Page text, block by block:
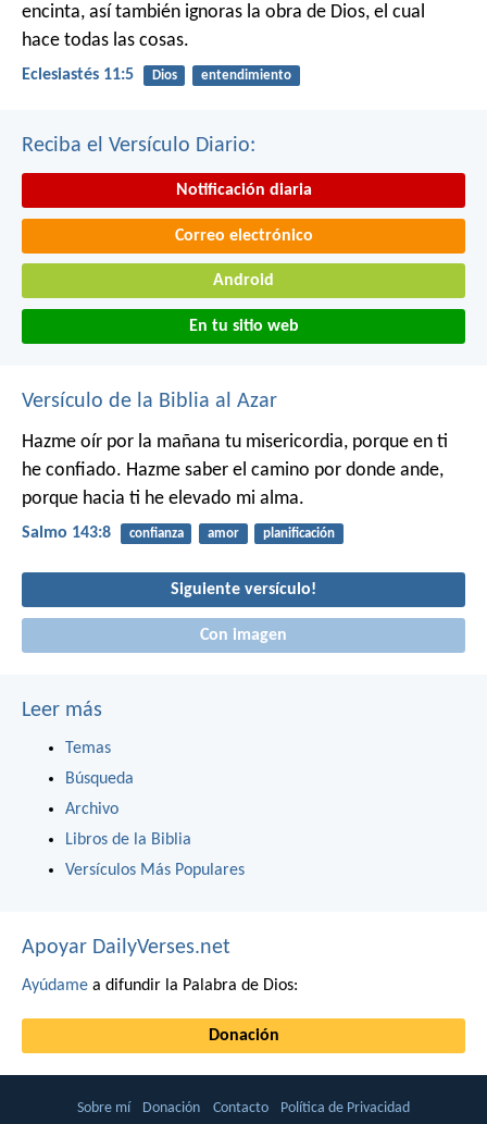
encinta, así también ignoras la obra de Dios, el cual
hace todas las cosas.
Eclesiastés 11:5 Dios entendimiento
Reciba el Versículo Diario:
Notificación diaria
Correo electrónico
Android
En tu sitio web
Versículo de la Biblia al Azar
Hazme oír por la mañana tu misericordia, porque en ti
he confiado. Hazme saber el camino por donde ande,
porque hacia ti he elevado mi alma.
Salmo 143:8 confianza amor planificación
Siguiente versículo!
Con imagen
Leer más
Temas
Búsqueda
Archivo
Libros de la Biblia
Versículos Más Populares
Apoyar DailyVerses.net
Ayúdame a difundir la Palabra de Dios:
Donación
Sobre mí Donación Contacto Política de Privacidad